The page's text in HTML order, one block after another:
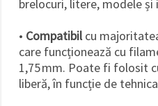
brelocuri, litere, modele
• Compatibil cu
care funcționează cu
1,75 mm. Poate fi folosit
liberă, în funcție de